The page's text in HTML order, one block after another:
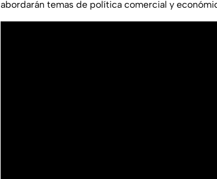
abordarán temas de política comercial y